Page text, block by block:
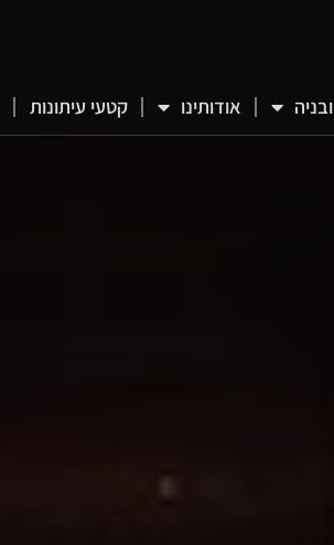
אודותינו קטעי עיתונות